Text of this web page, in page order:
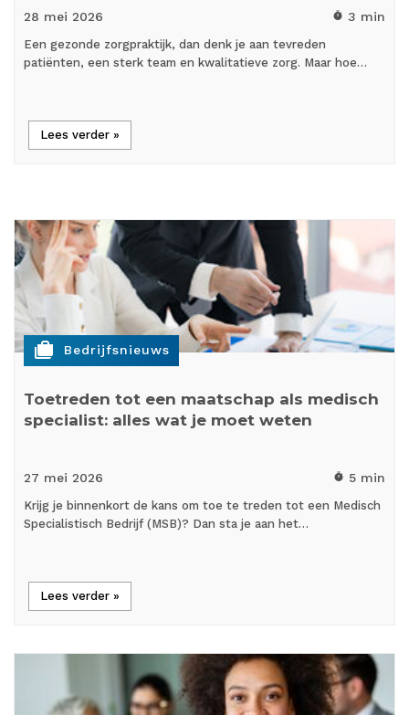
28 mei 2026 timer 3 min
Een gezonde zorgpraktijk, dan denk je aan tevreden
patiënten, een sterk team en kwalitatieve zorg. Maar hoe…
Lees verder »
cases Bedrijfsnieuws
Toetreden tot een maatschap als medisch
specialist: alles wat je moet weten
27 mei 2026 timer 5 min
Krijg je binnenkort de kans om toe te treden tot een Medisch
Specialistisch Bedrijf (MSB)? Dan sta je aan het…
Lees verder »